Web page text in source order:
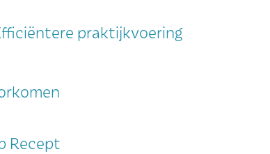
praktijkvoering
Recept